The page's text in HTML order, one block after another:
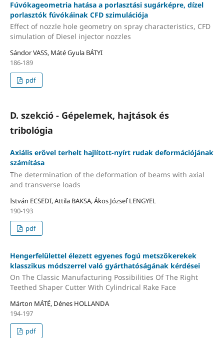
Fúvókageometria hatása a porlasztási sugárképre, dízel
porlasztók fúvókáinak CFD szimulációja
Effect of nozzle hole geometry on spray characteristics, CFD
simulation of Diesel injector nozzles
Sándor VASS, Máté Gyula BÁTYI
186-189
pdf
D. szekció - Gépelemek, hajtások és
tribológia
Axiális erővel terhelt hajlított-nyírt rudak deformációjának
számítása
The determination of the deformation of beams with axial
and transverse loads
István ECSEDI, Attila BAKSA, Ákos József LENGYEL
190-193
pdf
Hengerfelülettel élezett egyenes fogú metszőkerekek
klasszikus módszerrel való gyárthatóságának kérdései
On The Classic Manufacturing Possibilities Of The Right
Teethed Shaper Cutter With Cylindrical Rake Face
Márton MÁTÉ, Dénes HOLLANDA
194-197
pdf